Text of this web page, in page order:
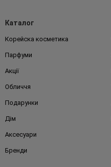
Каталог
Корейска косметика
Парфуми
Акції
Обличчя
Подарунки
Дім
Аксесуари
Бренди